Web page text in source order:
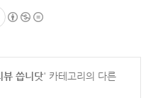
뷰 씁니닷' 카테고리의 다른